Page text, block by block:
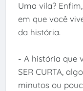
Uma vila?
em que você
da história.
- A história que
SER CURTA,
minutos ou